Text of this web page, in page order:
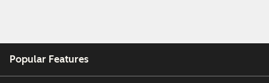
Popular Features